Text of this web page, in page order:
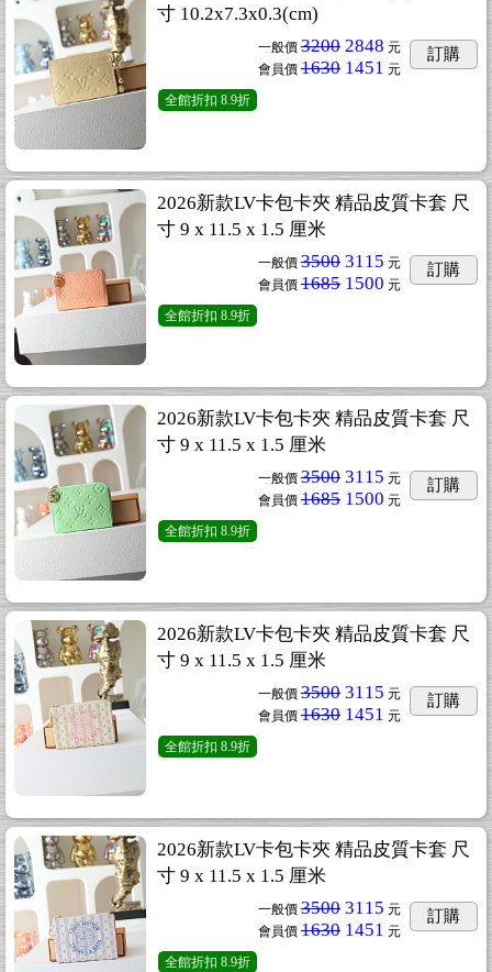
寸 10.2x7.3x0.3(cm)
一般價 3200 2848 元
會員價 1630 1451 元
訂購
全館折扣 8.9折
2026新款LV卡包卡夾 精品皮質卡套 尺
寸 9 x 11.5 x 1.5 厘米
一般價 3500 3115 元
會員價 1685 1500 元
訂購
全館折扣 8.9折
2026新款LV卡包卡夾 精品皮質卡套 尺
寸 9 x 11.5 x 1.5 厘米
一般價 3500 3115 元
會員價 1685 1500 元
訂購
全館折扣 8.9折
2026新款LV卡包卡夾 精品皮質卡套 尺
寸 9 x 11.5 x 1.5 厘米
一般價 3500 3115 元
會員價 1630 1451 元
訂購
全館折扣 8.9折
2026新款LV卡包卡夾 精品皮質卡套 尺
寸 9 x 11.5 x 1.5 厘米
一般價 3500 3115 元
會員價 1630 1451 元
訂購
全館折扣 8.9折